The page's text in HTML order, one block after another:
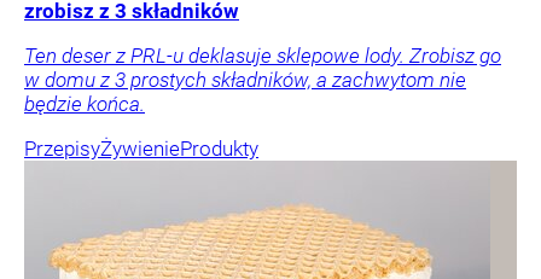
zrobisz z 3 składników
Ten deser z PRL-u deklasuje sklepowe lody. Zrobisz go
w domu z 3 prostych składników, a zachwytom nie
będzie końca.
PrzepisyŻywienieProdukty